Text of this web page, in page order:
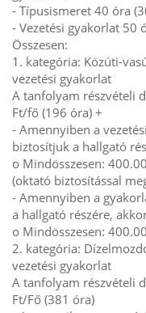
- Típusismeret 40 óra
- Vezetési gyakorlat 50
Összesen:
1. kategória: Közúti-
vezetési gyakorlat
A tanfolyam részvételi
Ft/fő (196 óra) +
- Amennyiben a
biztosítjuk a hallgató
o Mindösszesen:
(oktató biztosítással
- Amennyiben a
a hallgató részére,
o Mindösszesen:
2. kategória:
vezetési gyakorlat
A tanfolyam részvételi
Ft/Fő (381 óra)